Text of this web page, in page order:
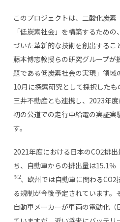
このプロジェクトは、二酸化炭素
「低炭素社会」を構築するため
づいた革新的な技術を創出するこ
藤本博志教授らの研究グループが
題である低炭素社会の実現」領域
10月に探索研究として採択した
三井不動産とも連携し、 2023年
初の公道での走行中給電の実証実
す。
2021年度における日本のCO2排出
ち、自動車からの排出量は15.1％
※2、欧州では自動車に関わるCO2
る規制が今後予定されています。
自動車メーカーが車両の電動化（